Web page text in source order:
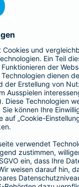
bei
für Leckerlies alles.
Rasierklingen
den 4-fachen
Rechnung
erstattet die
komplett - ohne